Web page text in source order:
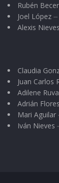
Rubén
Joel López
Alexis
Claudia
Juan Carlos
Adilene
Adrián
Mari Aguilar
Iván Nieves